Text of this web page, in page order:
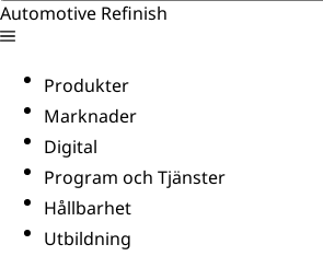
Automotive Refinish
Produkter
Marknader
Digital
Program och Tjänster
Hållbarhet
Utbildning